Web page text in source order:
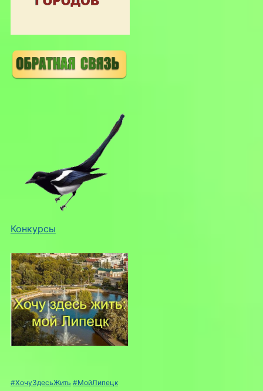
Конкурсы
#ХочуЗдесьЖить #МойЛипецк